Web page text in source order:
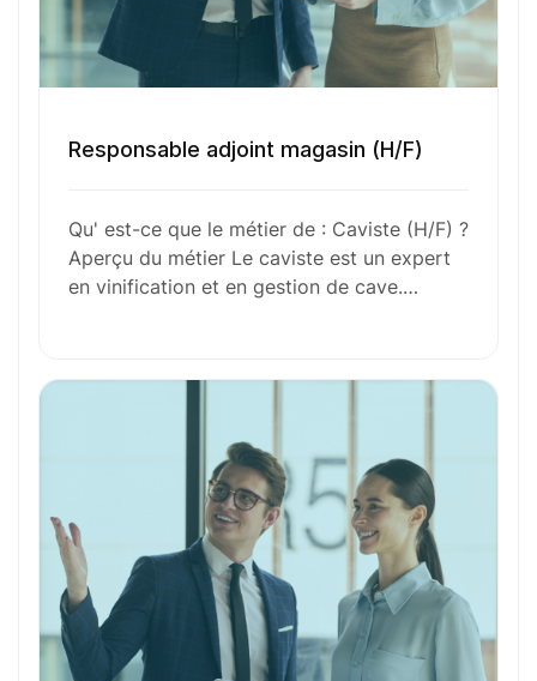
Toutes nos fiches métiers
N’attendez plus !
Déposez votre
Votre nom
Votre e-mail
Responsable adjoint magasin (H/F)
Qu' est-ce que le métier de : Caviste (H/F) ?
Aperçu du métier Le caviste est un expert
en vinification et en gestion de cave.…